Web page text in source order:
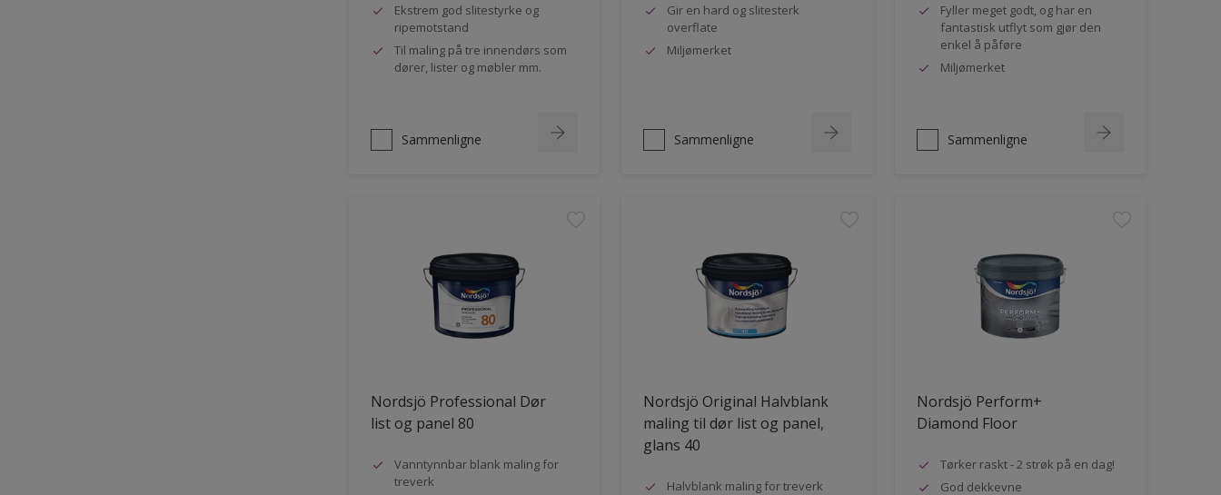
Ekstrem god slitestyrke og
ripemotstand
Til maling på tre innendørs som
dører, lister og møbler mm.
Sammenligne
Gir en hard og slitesterk
overflate
Miljømerket
Sammenligne
Fyller meget godt, og har en
fantastisk utflyt som gjør den
enkel å påføre
Miljømerket
Sammenligne
Nordsjö Professional Dør
list og panel 80
Vanntynnbar blank maling for
treverk
Nordsjö Original Halvblank
maling til dør list og panel,
glans 40
Halvblank maling for treverk
Nordsjö Perform+
Diamond Floor
Tørker raskt - 2 strøk på en dag!
God dekkevne